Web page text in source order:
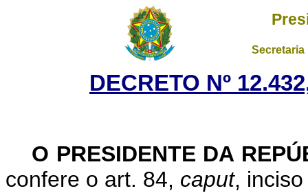
DECRETO Nº
O PRESIDENTE DA
confere o art. 84, caput,